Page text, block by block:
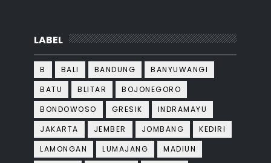
LABEL
B BALI BANDUNG
BANYUWANGI
BATU
BLITAR
BOJONEGORO
BONDOWOSO
GRESIK
INDRAMAYU
JAKARTA
JEMBER JOMBANG
KEDIRI
LAMONGAN
LUMAJANG
MADIUN